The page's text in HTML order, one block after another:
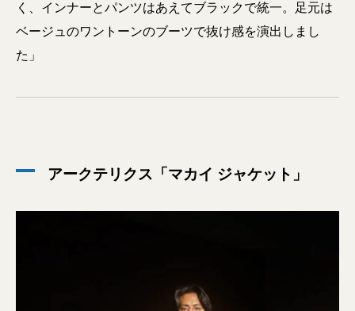
く、インナーとパンツはあえてブラックで統一。足元は
ベージュのワントーンのブーツで抜け感を演出しまし
た」
アークテリクス「マカイ ジャケット」